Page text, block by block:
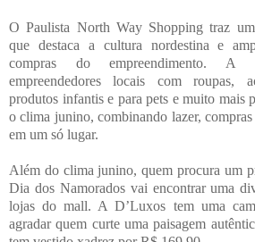
O Paulista North Way Shopping traz
que destaca a cultura nordestina e
compras do empreendimento. A
empreendedores locais com roupas,
produtos infantis e para pets e muito mais
o clima junino, combinando lazer, compras
em um só lugar.
Além do clima junino, quem procura um
Dia dos Namorados vai encontrar uma
lojas do mall. A D’Luxos tem uma
agradar quem curte uma paisagem